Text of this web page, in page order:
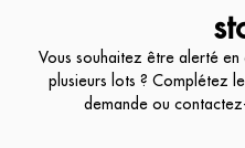
Vous souhaitez être alerté
plusieurs lots ? Complétez
demande ou